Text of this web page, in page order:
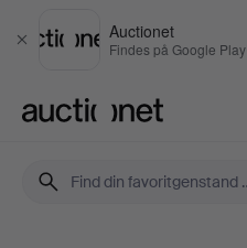
Luk
Auctionet
Findes på Google Play